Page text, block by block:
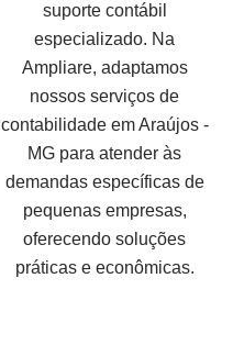
suporte contábil
especializado. Na
Ampliare, adaptamos
nossos serviços de
contabilidade em Araújos -
MG para atender às
demandas específicas de
pequenas empresas,
oferecendo soluções
práticas e econômicas.